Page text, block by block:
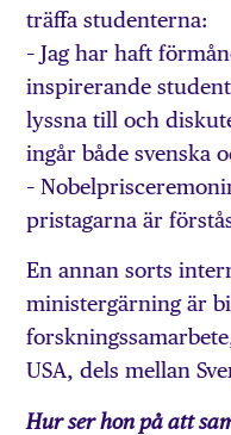
träffa studenterna:
– Jag har haft
inspirerande
lyssna till och
ingår både svenska
–
pristagarna är
En annan sorts
ministergärning är
USA, dels mellan
Hur ser hon på att